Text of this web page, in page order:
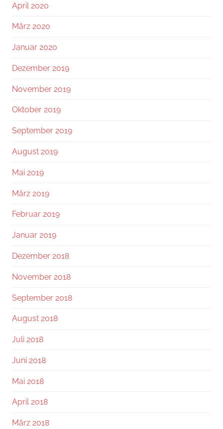
April 2020
März 2020
Januar 2020
Dezember 2019
November 2019
Oktober 2019
September 2019
August 2019
Mai 2019
März 2019
Februar 2019
Januar 2019
Dezember 2018
November 2018
September 2018
August 2018
Juli 2018
Juni 2018
Mai 2018
April 2018
März 2018